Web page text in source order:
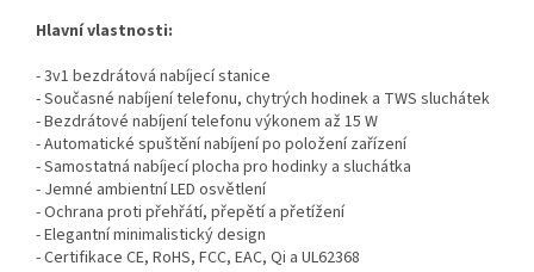
Hlavní vlastnosti:
- 3v1 bezdrátová nabíjecí stanice
- Současné nabíjení telefonu, chytrých hodinek a TWS sluchátek
- Bezdrátové nabíjení telefonu výkonem až 15 W
- Automatické spuštění nabíjení po položení zařízení
- Samostatná nabíjecí plocha pro hodinky a sluchátka
- Jemné ambientní LED osvětlení
- Ochrana proti přehřátí, přepětí a přetížení
- Elegantní minimalistický design
- Certifikace CE, RoHS, FCC, EAC, Qi a UL62368